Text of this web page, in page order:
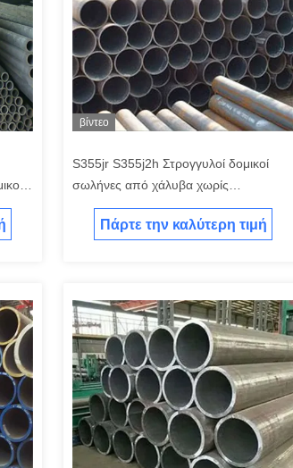
βίντεο
S355jr S355j2h Στρογγυλοί δομικοί
σωλήνες από χάλυβα χωρίς
συγκόλληση για δομικούς σωλήνες
Πάρτε την καλύτερη τιμή